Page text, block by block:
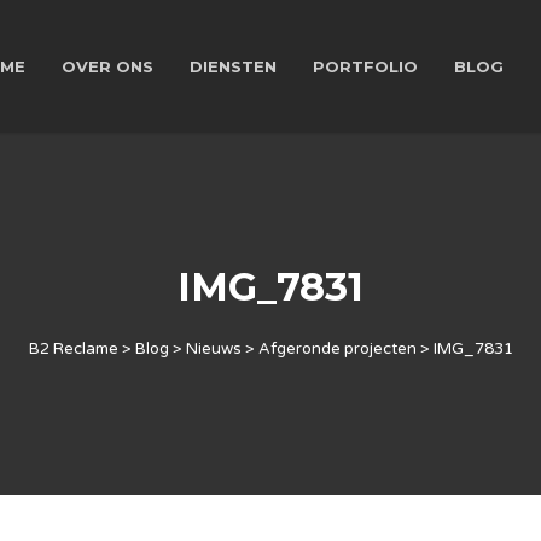
OVER ONS DIENSTEN PORTFOLIO BLOG
IMG_7831
B2 Reclame > Blog > Nieuws > Afgeronde projecten > IMG_7831